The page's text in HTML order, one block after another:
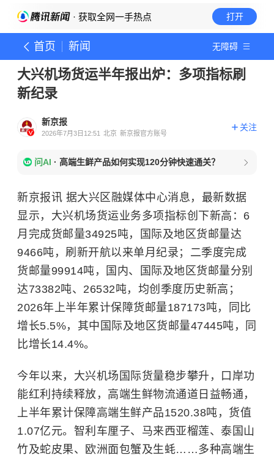
· 获取全网一手热点 打开
首页 新闻 无障碍
大兴机场货运半年报出炉：多项指标刷
新纪录
新京报
2026年7月3日12:51 北京 新京报官方账号
关注
问AI · 高端生鲜产品如何实现120分钟快速通关？
新京报讯 据大兴区融媒体中心消息，最新数据
显示，大兴机场货运业务多项指标创下新高：6
月完成货邮量34925吨，国际及地区货邮量达
9466吨，刷新开航以来单月纪录；二季度完成
货邮量99914吨，国内、国际及地区货邮量分别
达73382吨、26532吨，均创季度历史新高；
2026年上半年累计保障货邮量187173吨，同比
增长5.5%，其中国际及地区货邮量47445吨，同
比增长14.4%。
今年以来，大兴机场国际货量稳步攀升，口岸功
能红利持续释放，高端生鲜物流通道日益畅通，
上半年累计保障高端生鲜产品1520.38吨，货值
1.07亿元。智利车厘子、马来西亚榴莲、泰国山
竹及蛇皮果、欧洲面包蟹及生蚝……多种高端生